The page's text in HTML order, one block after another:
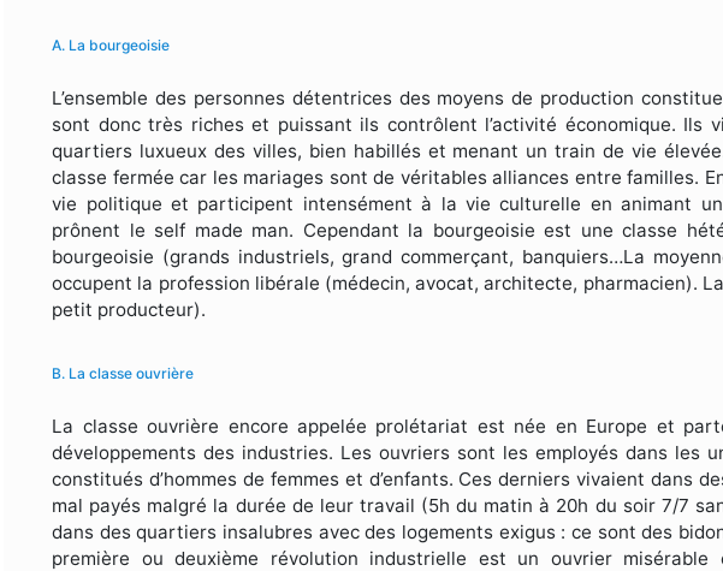
A. La bourgeoisie
L’ensemble des personnes détentrices des moyens de production
sont donc très riches et puissant ils contrôlent l’activité économique. Ils
quartiers luxueux des villes, bien habillés et menant un train de vie
classe fermée car les mariages sont de véritables alliances entre familles.
vie politique et participent intensément à la vie culturelle en animant
prônent le self made man. Cependant la bourgeoisie est une classe
bourgeoisie (grands industriels, grand commerçant, banquiers…La
occupent la profession libérale (médecin, avocat, architecte, pharmacien).
petit producteur).
B. La classe ouvrière
La classe ouvrière encore appelée prolétariat est née en Europe et
développements des industries. Les ouvriers sont les employés dans les
constitués d’hommes de femmes et d’enfants. Ces derniers vivaient dans
mal payés malgré la durée de leur travail (5h du matin à 20h du soir 7/7
dans des quartiers insalubres avec des logements exigus : ce sont des
première ou deuxième révolution industrielle est un ouvrier